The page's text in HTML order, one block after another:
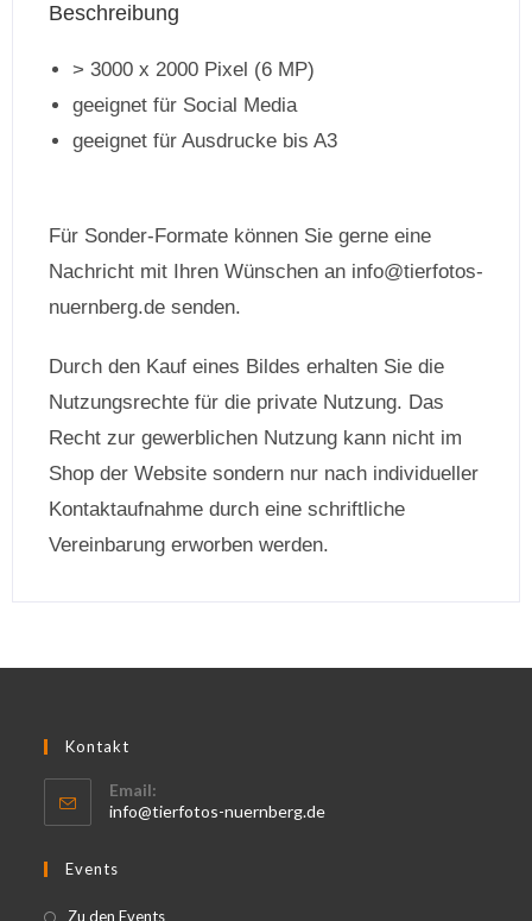
Beschreibung
> 3000 x 2000 Pixel (6 MP)
geeignet für Social Media
geeignet für Ausdrucke bis A3
Für Sonder-Formate können Sie gerne eine
Nachricht mit Ihren Wünschen an info@tierfotos-
nuernberg.de senden.
Durch den Kauf eines Bildes erhalten Sie die
Nutzungsrechte für die private Nutzung. Das
Recht zur gewerblichen Nutzung kann nicht im
Shop der Website sondern nur nach individueller
Kontaktaufnahme durch eine schriftliche
Vereinbarung erworben werden.
Kontakt
Email:
info@tierfotos-nuernberg.de
Events
Zu den Events